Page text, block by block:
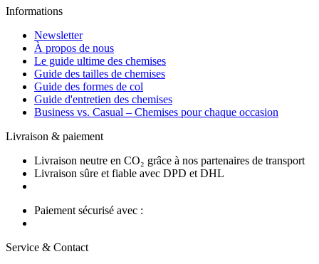
Informations
Newsletter
À propos de nous
Le guide ultime des chemises
Guide des tailles de chemises
Guide des formes de col
Guide d'entretien des chemises
Business vs. Casual – Chemises pour chaque occasion
Livraison & paiement
Livraison neutre en CO₂ grâce à nos partenaires de transport
Livraison sûre et fiable avec DPD et DHL
Paiement sécurisé avec :
Service & Contact